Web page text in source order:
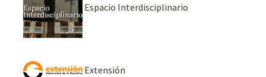
Espacio Interdisciplinario
Extensión